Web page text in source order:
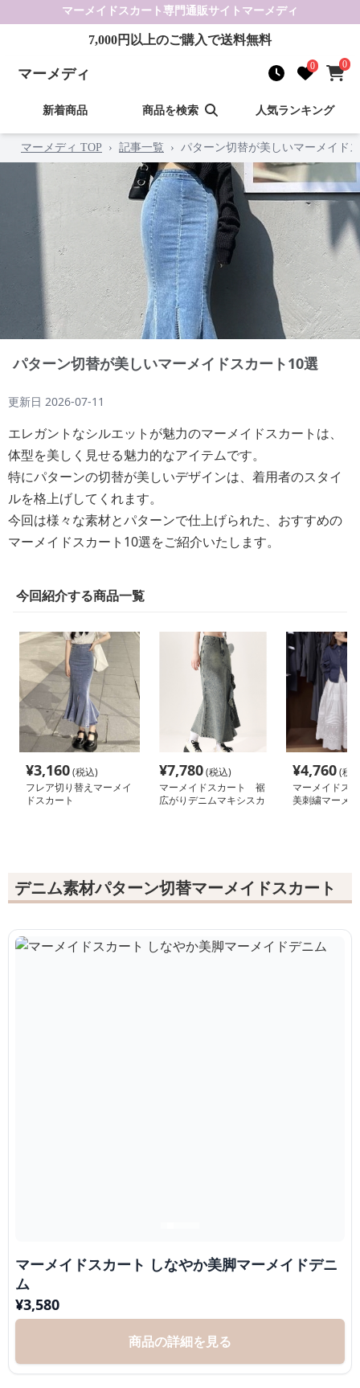
マーメイドスカート 専門通販サイト マーメディ
7,000円以上のご購入で送料無料
マーメディ 0 0
新着商品 商品を検索 人気ランキング
マーメディ TOP › 記事一覧 › パターン切替が美しいマーメイド
パターン切替が美しいマーメイドスカート10選
更新日 2026-07-11
エレガントなシルエットが魅力のマーメイドスカートは、
体型を美しく見せる魅力的なアイテムです。
特にパターンの切替が美しいデザインは、着用者のスタイ
ルを格上げしてくれます。
今回は様々な素材とパターンで仕上げられた、おすすめの
マーメイドスカート10選をご紹介いたします。
今回紹介する商品一覧
¥3,160(税込)
フレア切り替えマーメイ
ドスカート
¥7,780(税込)
マーメイドスカート 裾
広がりデニムマキシスカ
¥4,760(税
マーメイドス
美刺繍マーメ
デニム素材パターン切替マーメイドスカート
マーメイドスカート しなやか美脚マーメイドデニ
ム
¥3,580
商品の詳細を見る